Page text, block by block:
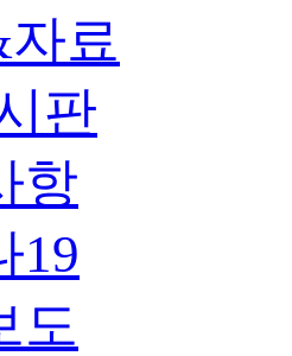
료
판
항
19
도